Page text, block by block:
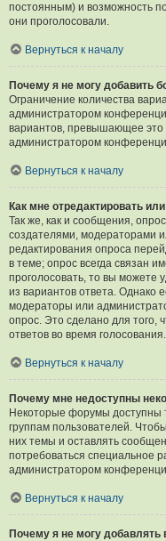
постоянным) и возможность
они проголосовали.
Вернуться к началу
Почему я не могу добавить
Ограничение количества
администратором
вариантов, превышающее это
администратором
Вернуться к началу
Как мне отредактировать
Так же, как и сообщения,
создателями, модераторами
редактирования опроса
в теме; опрос всегда связан
проголосовать, то вы можете
из вариантов ответа. Однако
модераторы или
опрос. Это сделано для того,
ответов во время голосования.
Вернуться к началу
Почему мне недоступны
Некоторые форумы доступны
группам пользователей.
них темы и оставлять
потребоваться специальное
администратором
Вернуться к началу
Почему я не могу добавлять